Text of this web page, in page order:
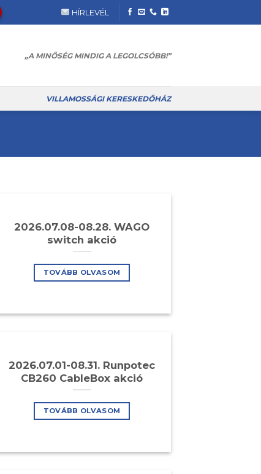
HÍRLEVÉL
„A MINŐSÉG MINDIG A LEGOLCSÓBB!”
VILLAMOSSÁGI KERESKEDŐHÁZ
2026.07.08-08.28. WAGO
switch akció
TOVÁBB OLVASOM
2026.07.01-08.31. Runpotec
CB260 CableBox akció
TOVÁBB OLVASOM